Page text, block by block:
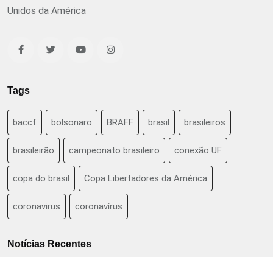
Unidos da América
Tags
baccf bolsonaro BRAFF brasil brasileiros
brasileirão campeonato brasileiro conexão UF
copa do brasil Copa Libertadores da América
coronavirus coronavírus
Notícias Recentes